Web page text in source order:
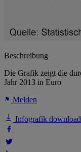
Beschreibung
Die Grafik zeigt die
Jahr 2013 in Euro
Melden
Infografik